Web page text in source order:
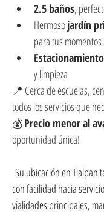
2.5 baños,
Hermoso jardín
para tus
Estacionamiento
y limpieza
📍 Cerca de escuelas,
todos los servicios que
💰 Precio menor al
oportunidad única!
Su ubicación en Tlalpan
con facilidad hacia
vialidades principales,